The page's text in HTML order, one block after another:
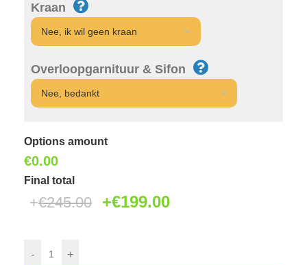
Kraan
Overloopgarnituur & Sifon
Options amount
€0.00
Final total
€245.00 €199.00
- +